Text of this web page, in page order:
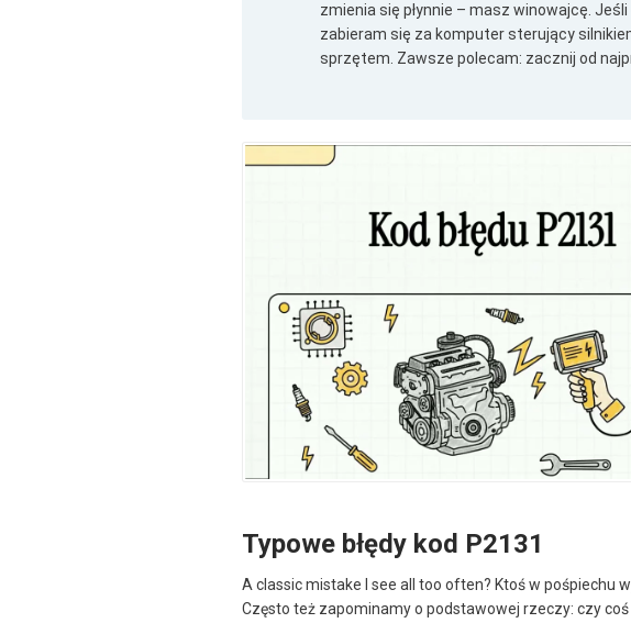
zmienia się płynnie – masz winowajcę.
zabieram się za komputer sterujący
sprzętem. Zawsze polecam: zacznij od
Typowe błędy kod P2131
A classic mistake I see all too often? Ktoś w pośpiechu
Często też zapominamy o podstawowej rzeczy: czy